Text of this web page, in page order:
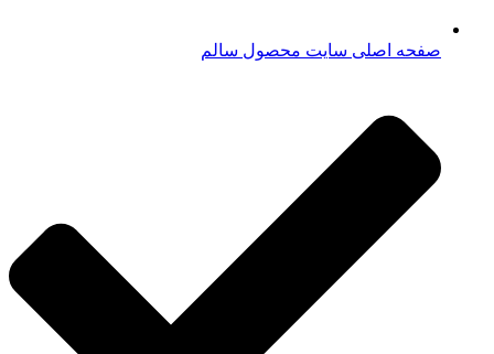
صفحه اصلی سایت محصول سالم